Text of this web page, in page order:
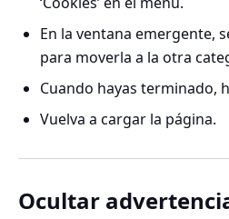
En la ventana emergente,
para moverla a la otra
Cuando hayas terminado,
Vuelva a cargar la página.
Ocultar